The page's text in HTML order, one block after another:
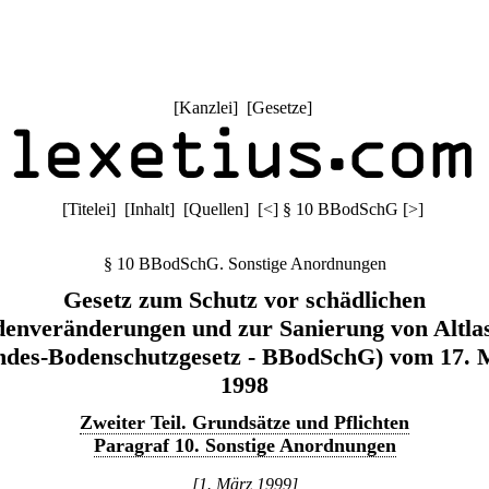
[Kanzlei] [Gesetze]
[Titelei] [Inhalt] [Quellen] [<] § 10 BBodSchG [>]
§ 10 BBodSchG. Sonstige Anordnungen
Gesetz zum Schutz vor schädlichen
und zur Sanierung von
Bodenschutzgesetz - BBodSchG) vom 17.
1998
Zweiter Teil. Grundsätze und Pflichten
Paragraf 10. Sonstige Anordnungen
[1. März 1999]